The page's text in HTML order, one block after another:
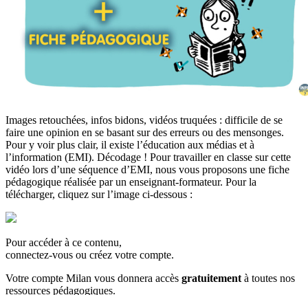
Images retouchées, infos bidons, vidéos truquées : difficile de se
faire une opinion en se basant sur des erreurs ou des mensonges.
Pour y voir plus clair, il existe l’éducation aux médias et à
l’information (EMI). Décodage ! Pour travailler en classe sur cette
vidéo lors d’une séquence d’EMI, nous vous proposons une fiche
pédagogique réalisée par un enseignant-formateur. Pour la
télécharger, cliquez sur l’image ci-dessous :
Pour accéder à ce contenu,
connectez-vous ou créez votre compte.
Votre compte Milan vous donnera accès gratuitement à toutes nos
ressources pédagogiques.